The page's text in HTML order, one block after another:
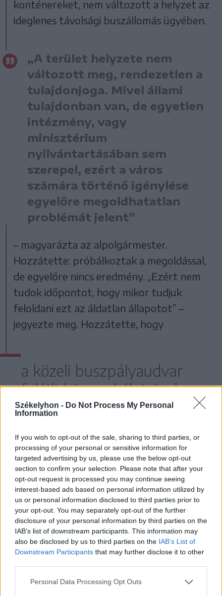
Székelyhon - Do Not Process My Personal
Information
If you wish to opt-out of the sale, sharing to third parties, or
processing of your personal or sensitive information for
targeted advertising by us, please use the below opt-out
section to confirm your selection. Please note that after your
opt-out request is processed you may continue seeing
interest-based ads based on personal information utilized by
us or personal information disclosed to third parties prior to
your opt-out. You may separately opt-out of the further
disclosure of your personal information by third parties on the
IAB’s list of downstream participants. This information may
also be disclosed by us to third parties on the IAB’s List of
Downstream Participants that may further disclose it to other
Personal Data Processing Opt Outs
konténereket, nem változott a helyzet az
ideglenes távolsági buszállomás ügyében.
„A terület helyzete nem
változott meg, rendezetlen a
tulajdonjoga. Mivel állami
tulajdonban van, de egyetlen
intézmény, vagy
minisztérium
nyilvántartásában sem
szerepel, ezért a város
számára történő igénylése
egyelőre megoldhatatlan
problémát jelent”
– magyarázta az alpolgármester.
Hozzátette: próbálkoztak a megoldással,
de egyelőre nincs eredmény. „Ezért nem
tudok időpontot, hogy mikor tudjuk
feloldani ezt az áldatlan állapotot” –
jegyezte meg. Hozzátette, hogy
a közeli buszpályaudvar
felújítási munkálataival
haladnak, amint
a város, visszaköltözhet a
buszállomás a korábbi
helyére, és feloldódik az
ideiglenes állapot.